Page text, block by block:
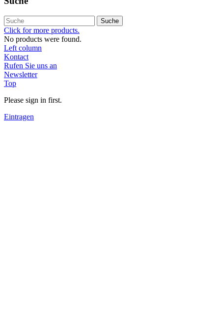
Suche
Click for more products.
No products were found.
Left column
Kontact
Rufen Sie uns an
Newsletter
Top
Please sign in first.
Eintragen